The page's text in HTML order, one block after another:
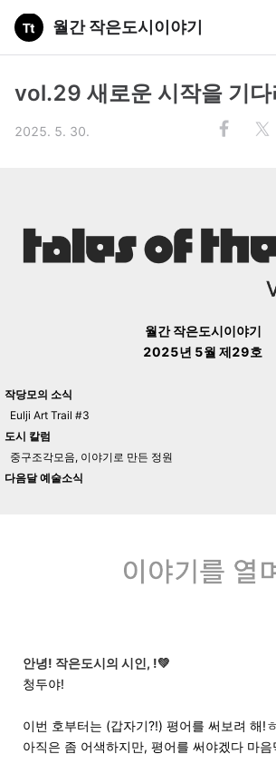
월간 작은도시이야기
vol.29 새로운 시작을 기다
2025. 5. 30.
월간 작은도시이야기
2025년 5월 제29호
작당모의 소식
Eulji Art Trail #3
도시 칼럼
중구조각모음, 이야기로 만든 정원
다음달 예술소식
안녕! 작은도시의 시인, !💚
청두야!
이번 호부터는 (갑자기?!) 평어를 써보려 해!
아직은 좀 어색하지만, 평어를 써야겠다 마